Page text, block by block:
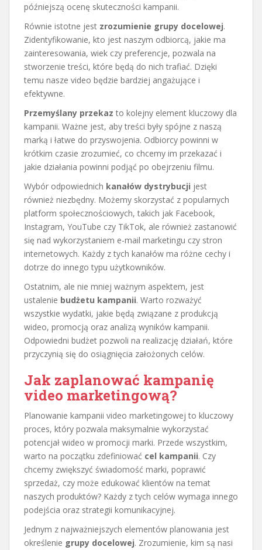
późniejszą ocenę skuteczności kampanii.
Równie istotne jest zrozumienie grupy docelowej.
Zidentyfikowanie, kto jest naszym odbiorcą, jakie ma
zainteresowania, wiek czy preferencje, pozwala na
stworzenie treści, które będą do nich trafiać. Dzięki
temu nasze video będzie bardziej angażujące i
efektywne.
Przemyślany przekaz to kolejny element kluczowy dla
kampanii. Ważne jest, aby treści były spójne z naszą
marką i łatwe do przyswojenia. Odbiorcy powinni w
krótkim czasie zrozumieć, co chcemy im przekazać i
jakie działania powinni podjąć po obejrzeniu filmu.
Wybór odpowiednich kanałów dystrybucji jest
również niezbędny. Możemy skorzystać z popularnych
platform społecznościowych, takich jak Facebook,
Instagram, YouTube czy TikTok, ale również zastanowić
się nad wykorzystaniem e-mail marketingu czy stron
internetowych. Każdy z tych kanałów ma różne cechy i
dotrze do innego typu użytkowników.
Ostatnim, ale nie mniej ważnym aspektem, jest
ustalenie budżetu kampanii. Warto rozważyć
wszystkie wydatki, jakie będą związane z produkcją
wideo, promocją oraz analizą wyników kampanii.
Odpowiedni budżet pozwoli na realizację działań, które
przyczynią się do osiągnięcia założonych celów.
Jak zaplanować kampanię
video marketingową?
Planowanie kampanii video marketingowej to kluczowy
proces, który pozwala maksymalnie wykorzystać
potencjał wideo w promocji marki. Przede wszystkim,
warto na początku zdefiniować cel kampanii. Czy
chcemy zwiększyć świadomość marki, poprawić
sprzedaż, czy może edukować klientów na temat
naszych produktów? Każdy z tych celów wymaga innego
podejścia oraz strategii komunikacyjnej.
Jednym z najważniejszych elementów planowania jest
określenie grupy docelowej. Zrozumienie, kim są nasi